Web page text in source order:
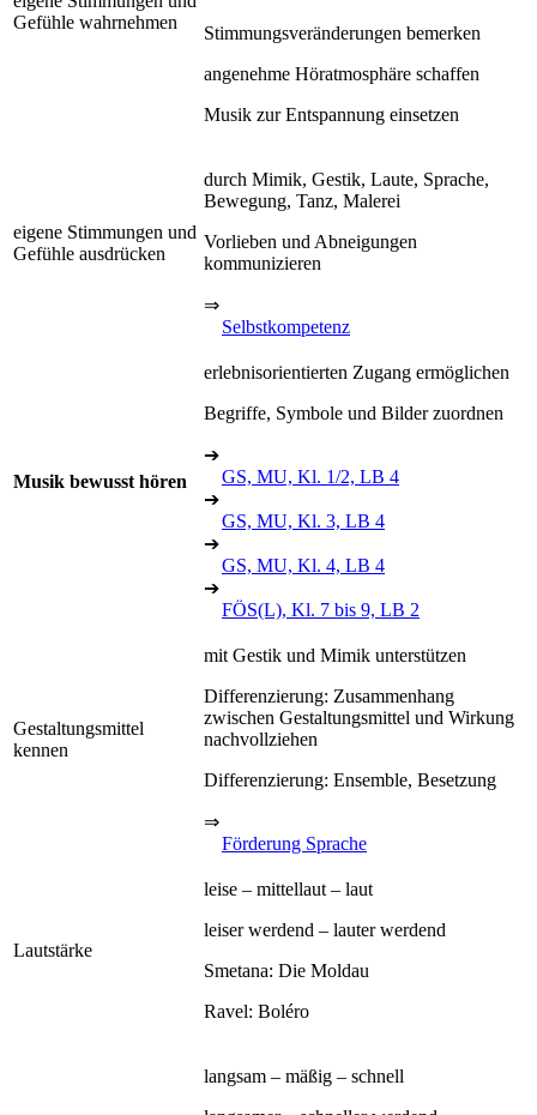
Gefühle wahrnehmen
Stimmungsveränderungen bemerken
angenehme Höratmosphäre schaffen
Musik zur Entspannung einsetzen
eigene Stimmungen und
Gefühle ausdrücken
durch Mimik, Gestik, Laute, Sprache,
Bewegung, Tanz, Malerei
Vorlieben und Abneigungen
kommunizieren
⇒
Selbstkompetenz
Musik bewusst hören
erlebnisorientierten Zugang ermöglichen
Begriffe, Symbole und Bilder zuordnen
➔
GS, MU, Kl. 1/2, LB 4
➔
GS, MU, Kl. 3, LB 4
➔
GS, MU, Kl. 4, LB 4
➔
FÖS(L), Kl. 7 bis 9, LB 2
Gestaltungsmittel
kennen
mit Gestik und Mimik unterstützen
Differenzierung: Zusammenhang
zwischen Gestaltungsmittel und Wirkung
nachvollziehen
Differenzierung: Ensemble, Besetzung
⇒
Förderung Sprache
Lautstärke
leise – mittellaut – laut
leiser werdend – lauter werdend
Smetana: Die Moldau
Ravel: Boléro
langsam – mäßig – schnell